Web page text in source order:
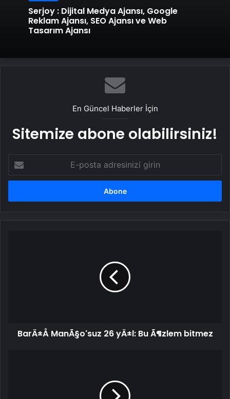
Serjoy : Dijital Medya Ajansı, Google
Reklam Ajansı, SEO Ajansı ve Web
Tasarım Ajansı
En Güncel Haberler İçin
Sitemize abone olabilirsiniz!
posta
adresinizi
BarÄ±Å ManÃ§o'suz 26 yÄ±l: Bu Ã¶zlem bitmez